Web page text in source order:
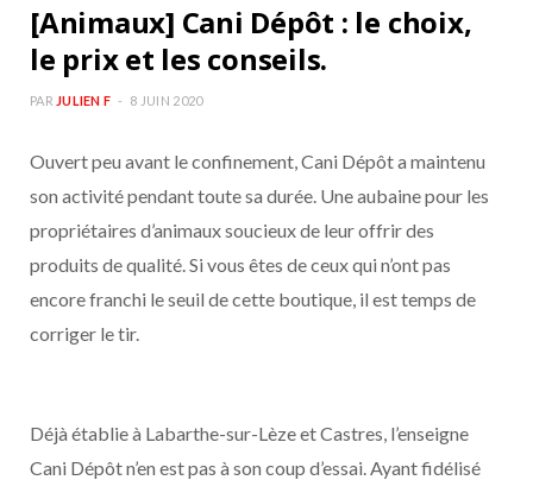
[Animaux] Cani Dépôt : le choix,
le prix et les conseils.
PAR JULIEN F 8 JUIN 2020
Ouvert peu avant le confinement, Cani Dépôt a maintenu
son activité pendant toute sa durée. Une aubaine pour les
propriétaires d’animaux soucieux de leur offrir des
produits de qualité. Si vous êtes de ceux qui n’ont pas
encore franchi le seuil de cette boutique, il est temps de
corriger le tir.
Déjà établie à Labarthe-sur-Lèze et Castres, l’enseigne
Cani Dépôt n’en est pas à son coup d’essai. Ayant fidélisé